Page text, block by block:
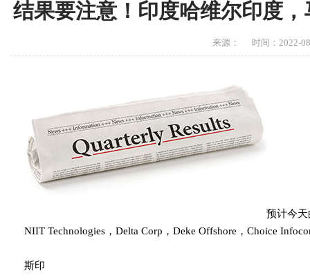
结果要注意！印度哈维尔印度
来源： 时间：2022-
预计今天
NIIT Technologies，Delta Corp，Deke Offshore，Choice
斯印